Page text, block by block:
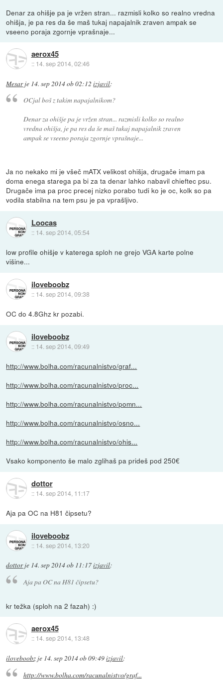
Denar za ohišje pa je vržen stran... razmisli kolko so realno vredna
ohišja, je pa res da še maš tukaj napajalnik zraven ampak se
vseeno poraja zgornje vprašnaje...
aerox45
:: 14. sep 2014, 02:46
Mesarje 14. sep 2014 ob 02:12 izjavil:
OCjal boš z takim napajalnikom?
Denar za ohišje pa je vržen stran... razmisli kolko so realno
vredna ohišja, je pa res da še maš tukaj napajalnik zraven
ampak se vseeno poraja zgornje vprašnaje...
Ja no nekako mi je všeč mATX velikost ohišja, drugače imam pa
doma enega starega pa bi za ta denar lahko nabavil chieftec psu.
Drugače ima pa proc precej nizko porabo tudi ko je oc, kolk so pa
vodila stabilna na tem psu je pa vprašljivo.
Loocas
:: 14. sep 2014, 05:54
low profile ohišje v katerega sploh ne grejo VGA karte polne
višine...
iloveboobz
:: 14. sep 2014, 09:38
OC do 4.8Ghz kr pozabi.
iloveboobz
:: 14. sep 2014, 09:49
http://www.bolha.com/racunalnistvo/graf...
http://www.bolha.com/racunalnistvo/proc...
http://www.bolha.com/racunalnistvo/pomn...
http://www.bolha.com/racunalnistvo/osno...
http://www.bolha.com/racunalnistvo/ohis...
Vsako komponento še malo zglihaš pa prideš pod 250€
dottor
:: 14. sep 2014, 11:17
Aja pa OC na H81 čipsetu?
iloveboobz
:: 14. sep 2014, 13:20
dottorje 14. sep 2014 ob 11:17izjavil:
Aja pa OC na H81 čipsetu?
kr težka (sploh na 2 fazah) :)
aerox45
:: 14. sep 2014, 13:48
iloveboobz je 14. sep 2014 ob 09:49izjavil:
http://www.bolha.com/racunalnistvo/graf...